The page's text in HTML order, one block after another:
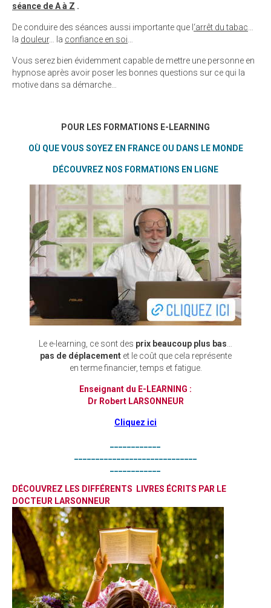
séance de A à Z .
De conduire des séances aussi importante que l ‘arrêt du tabac
la douleur… la confiance en soi
Vous serez bien évidemment capable de mettre une personne en
hypnose après avoir poser les bonnes questions sur ce qui la
motive dans sa démarche…
POUR LES FORMATIONS E-LEARNING
OÙ QUE VOUS SOYEZ EN FRANCE OU DANS LE MONDE
DÉCOUVREZ NOS FORMATIONS EN LIGNE
Le e-learning, ce sont des prix beaucoup plus bas
pas de déplacementet le coût que cela représente
en terme financier, temps et fatigue.
Enseignant du E-LEARNING :
Dr Robert LARSONNEUR
Cliquez ici
DÉCOUVREZ LES DIFFÉRENTS LIVRES ÉCRITS PAR LE
DOCTEUR LARSONNEUR